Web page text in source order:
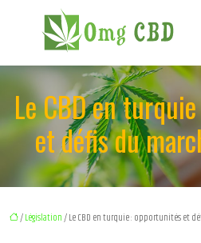
Le CBD en
et défis du
/Législation/ Le CBD en turquie : opportunités et